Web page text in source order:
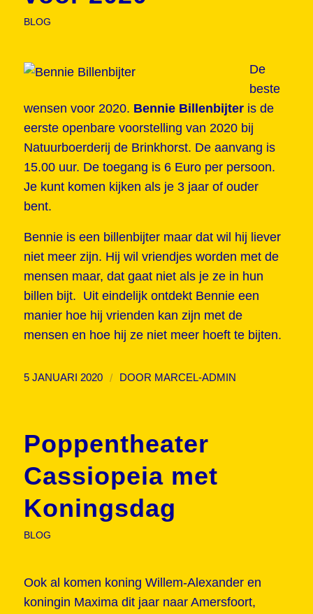
BLOG
De
beste
wensen voor 2020. Bennie Billenbijter is de
eerste openbare voorstelling van 2020 bij
Natuurboerderij de Brinkhorst. De aanvang is
15.00 uur. De toegang is 6 Euro per persoon.
Je kunt komen kijken als je 3 jaar of ouder
bent.
Bennie is een billenbijter maar dat wil hij liever
niet meer zijn. Hij wil vriendjes worden met de
mensen maar, dat gaat niet als je ze in hun
billen bijt. Uit eindelijk ontdekt Bennie een
manier hoe hij vrienden kan zijn met de
mensen en hoe hij ze niet meer hoeft te bijten.
5 JANUARI 2020 / DOOR MARCEL-ADMIN
Poppentheater
Cassiopeia met
Koningsdag
BLOG
Ook al komen koning Willem-Alexander en
koningin Maxima dit jaar naar Amersfoort,